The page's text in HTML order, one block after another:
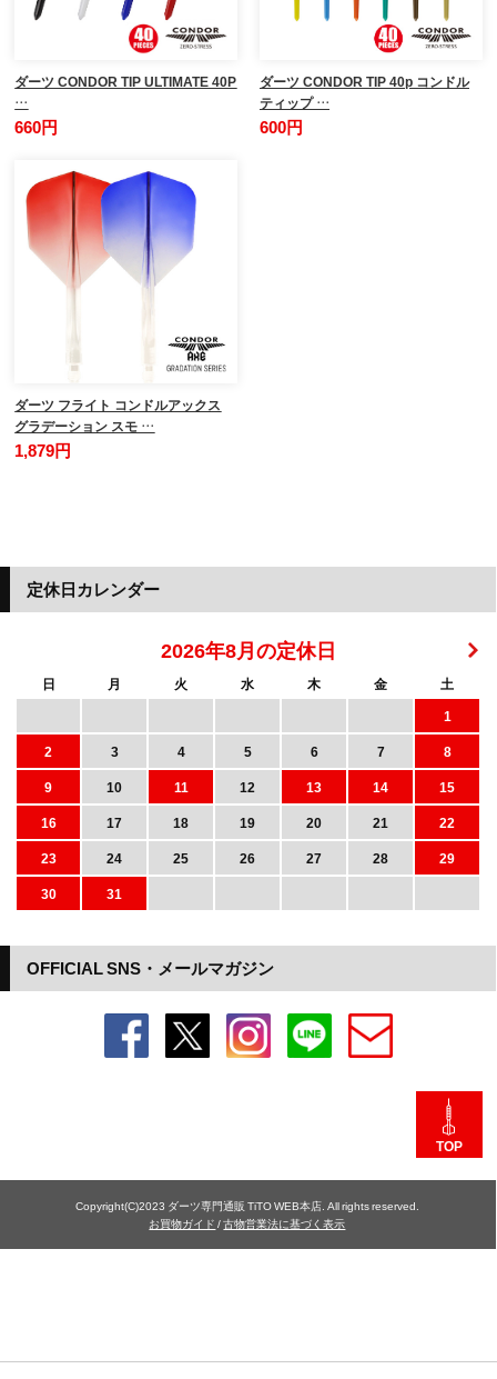
ダーツ CONDOR TIP ULTIMATE 40P
…
660円
ダーツ CONDOR TIP 40p コンドル
ティップ …
600円
ダーツ フライト コンドルアックス
グラデーション スモ …
1,879円
OFFICIAL SNS・メールマガジン
定休日カレンダー
2026年8月の定休日
日 月 火 水 木 金
土
1
2
3 4 5 6 7
8
9
10 11 12 13 14
15
16
17 18 19 20 21
22
23
24 25 26 27 28
29
30
31
TOP
Copyright(C)2023 ダーツ専門通販 TiTO WEB本店. All rights reserved.
お買物ガイド /古物営業法に基づく表示